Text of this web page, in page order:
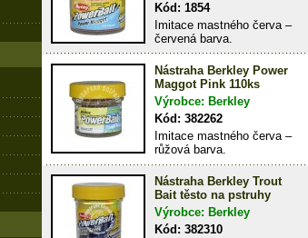
Kód: 1854
Imitace mastného červa –
červená barva.
Nástraha Berkley Power
Maggot Pink 110ks
Výrobce: Berkley
Kód: 382262
Imitace mastného červa –
růžová barva.
Nástraha Berkley Trout
Bait těsto na pstruhy
Výrobce: Berkley
Kód: 382310